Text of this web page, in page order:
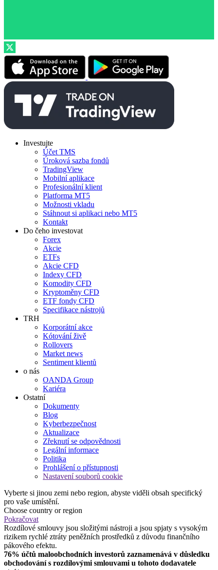
Investujte
Účet TMS
Úroková sazba fondů
TradingView
Mobilní aplikace
Profesionální klient
Platforma MT5
Možnosti vkladu
Stáhnout si aplikaci nebo MT5
Kontakt
Do čeho investovat
Forex
Akcie
ETFs
Akcie CFD
Indexy CFD
Komodity CFD
Kryptoměny CFD
ETF fondy CFD
Specifikace nástrojů
TRH
Korporátní akce
Kótování živě
Rollovers
Market news
Sentiment klientů
o nás
OANDA Group
Kariéra
Ostatní
Dokumenty
Blog
Kyberbezpečnost
Aktualizace
Zřeknutí se odpovědnosti
Legální informace
Politika
Prohlášení o přístupnosti
Nastavení souborů cookie
Vyberte si jinou zemi nebo region, abyste viděli obsah specifický
pro vaše umístění.
Choose country or region
Pokračovat
Rozdílové smlouvy jsou složitými nástroji a jsou spjaty s vysokým
rizikem rychlé ztráty peněžních prostředků z důvodu finančního
pákového efektu.
76% účtů maloobchodních investorů zaznamenává v důsledku
obchodování s rozdílovými smlouvami u tohoto dodavatele